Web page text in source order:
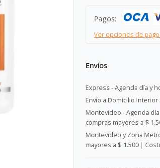
Pagos:
Ver opciones de
Envíos
Express - Agenda día y
Envío a Domicilio Interior
Montevideo - Agenda
compras mayores a $
Montevideo y Zona
mayores a $ 1.500 |